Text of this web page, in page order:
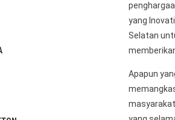
yang
Selatan
Apapun